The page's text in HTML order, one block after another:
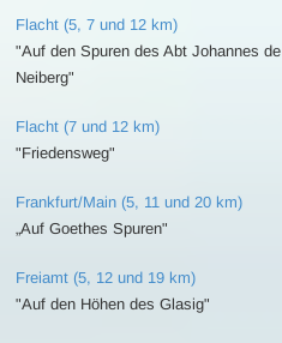
Flacht (5, 7 und 12 km)
"Auf den Spuren des Abt Johannes de
Neiberg"
Flacht (7 und 12 km)
"Friedensweg"
Frankfurt/Main (5, 11 und 20 km)
„Auf Goethes Spuren"
Freiamt (5, 12 und 19 km)
"Auf den Höhen des Glasig"